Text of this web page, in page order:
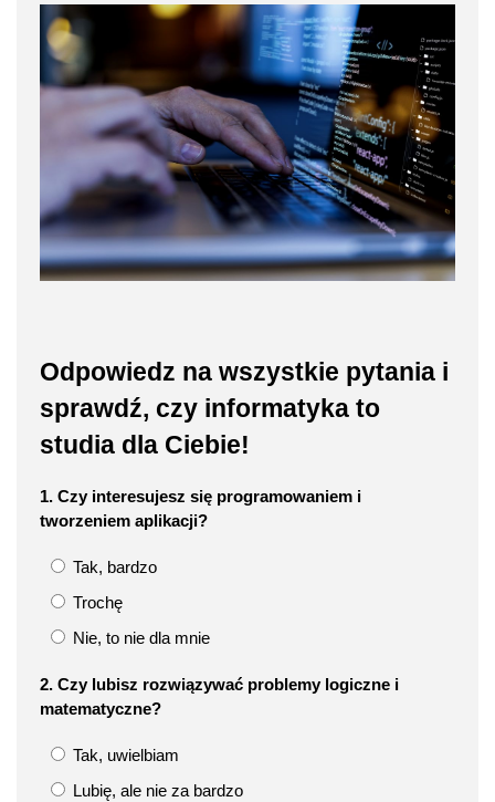
Odpowiedz na wszystkie pytania i
sprawdź, czy informatyka to
studia dla Ciebie!
1. Czy interesujesz się programowaniem i
tworzeniem aplikacji?
Tak, bardzo
Trochę
Nie, to nie dla mnie
2. Czy lubisz rozwiązywać problemy logiczne i
matematyczne?
Tak, uwielbiam
Lubię, ale nie za bardzo